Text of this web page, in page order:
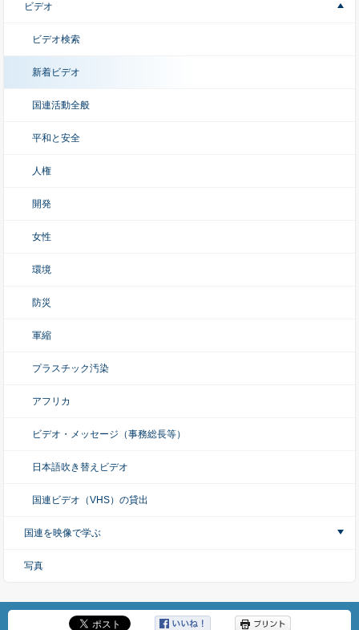
ビデオ
ビデオ検索
新着ビデオ
国連活動全般
平和と安全
人権
開発
女性
環境
防災
軍縮
プラスチック汚染
アフリカ
ビデオ・メッセージ（事務総長等）
日本語吹き替えビデオ
国連ビデオ（VHS）の貸出
国連を映像で学ぶ
写真